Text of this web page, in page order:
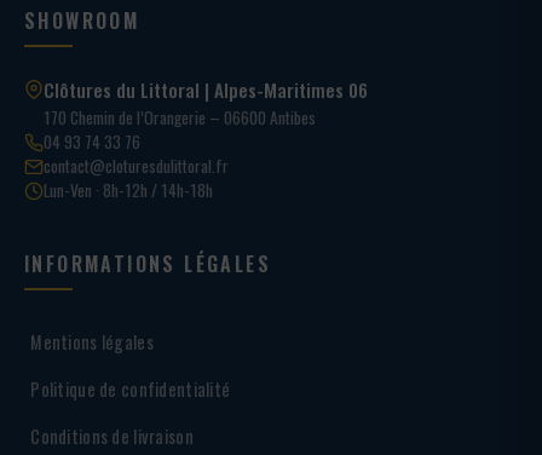
SHOWROOM
Clôtures du Littoral | Alpes-Maritimes 06
170 Chemin de l’Orangerie – 06600 Antibes
04 93 74 33 76
contact@cloturesdulittoral.fr
Lun-Ven · 8h-12h / 14h-18h
INFORMATIONS LÉGALES
Mentions légales
Politique de confidentialité
Conditions de livraison